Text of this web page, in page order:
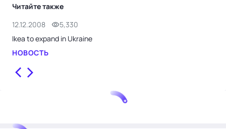
Читайте также
12.12.2008
5,330
Ikea to expand in Ukraine
НОВОСТЬ